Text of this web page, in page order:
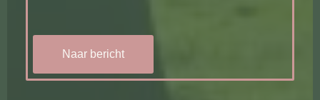
Naar bericht